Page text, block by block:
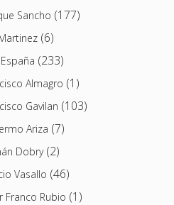
Sancho (177)
(6)
(233)
Almagro (1)
Gavilan (103)
Ariza (7)
Dobry(2)
Vasallo (46)
Franco Rubio (1)